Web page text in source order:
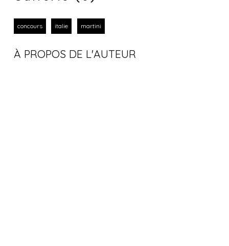
concours italie martini
À PROPOS DE L'AUTEUR